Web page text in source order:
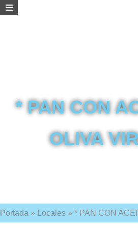
* PAN CON
OLIVA
Portada » Locales » * PAN CON